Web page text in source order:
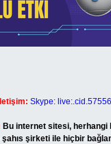
Skype:
Bu internet sitesi, herhangi
şirketi ile hiçbir